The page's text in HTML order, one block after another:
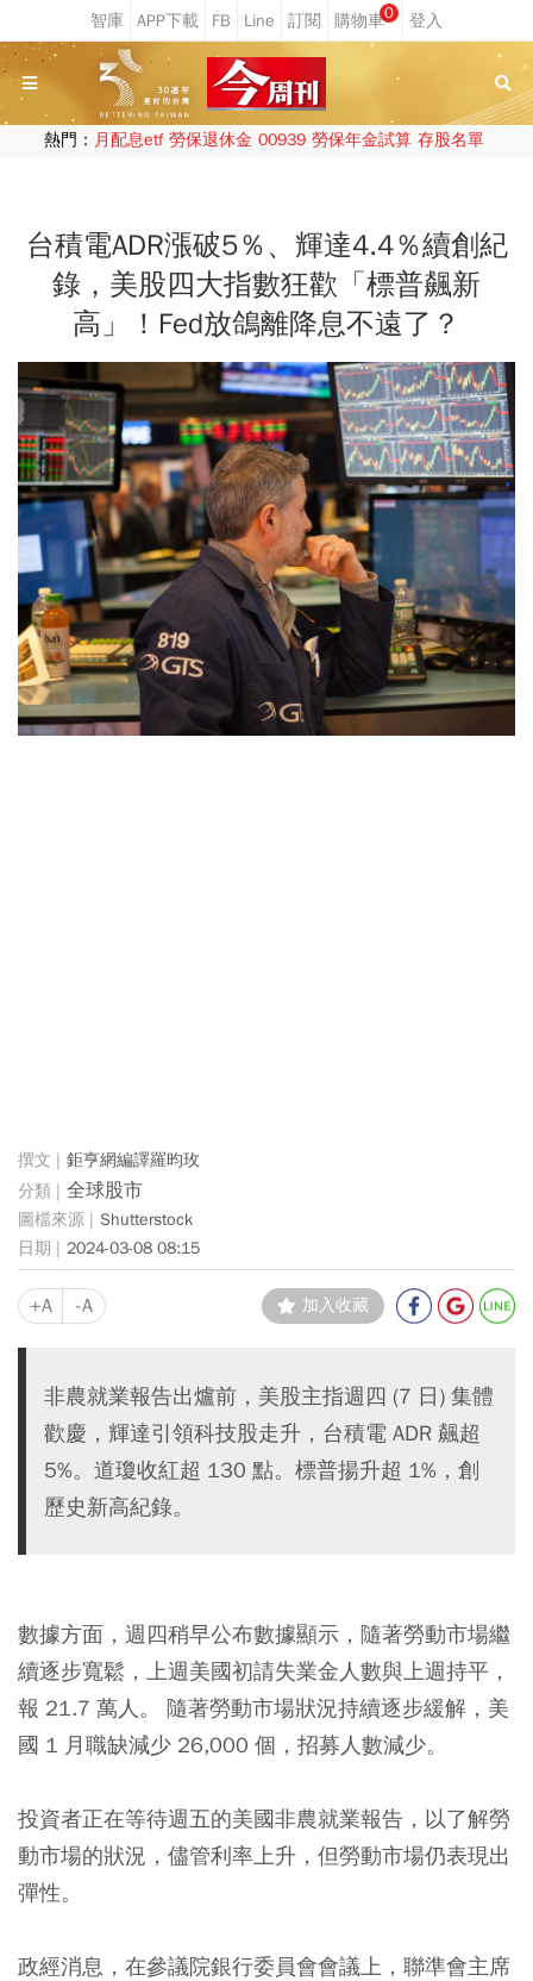
0
熱門： 月配息etf 勞保退休金 00939 勞保年金試算 存股名單
台積電ADR漲破5％、輝達4.4％續創紀
錄，美股四大指數狂歡「標普飆新
高」！Fed放鴿離降息不遠了？
鉅亨網編譯羅昀玫
全球股市
Shutterstock
2024-03-08 08:15
+A -A 加入收藏
非農就業報告出爐前，美股主指週四 (7 日) 集體
歡慶，輝達引領科技股走升，台積電 ADR 飆超
5%。道瓊收紅超 130 點。標普揚升超 1%，創
歷史新高紀錄。
數據方面，週四稍早公布數據顯示，隨著勞動市場繼
續逐步寬鬆，上週美國初請失業金人數與上週持平，
報 21.7 萬人。 隨著勞動市場狀況持續逐步緩解，美
國 1 月職缺減少 26,000 個，招募人數減少。
投資者正在等待週五的美國非農就業報告，以了解勞
動市場的狀況，儘管利率上升，但勞動市場仍表現出
彈性。
政經消息，在參議院銀行委員會會議上，聯準會主席